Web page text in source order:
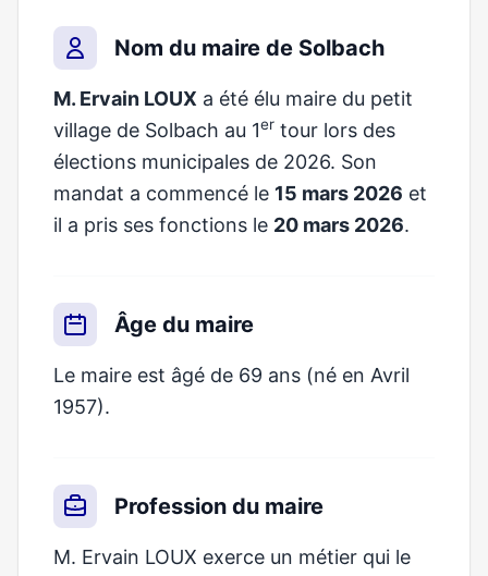
Nom du maire de Solbach
M. Ervain LOUX a été élu maire du petit
village de Solbach au 1er tour lors des
élections municipales de 2026. Son
mandat a commencé le 15 mars 2026 et
il a pris ses fonctions le 20 mars 2026.
Âge du maire
Le maire est âgé de 69 ans (né en Avril
1957).
Profession du maire
M. Ervain LOUX exerce un métier qui le